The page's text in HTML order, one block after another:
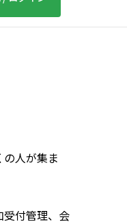
人が集ま
付管理、会